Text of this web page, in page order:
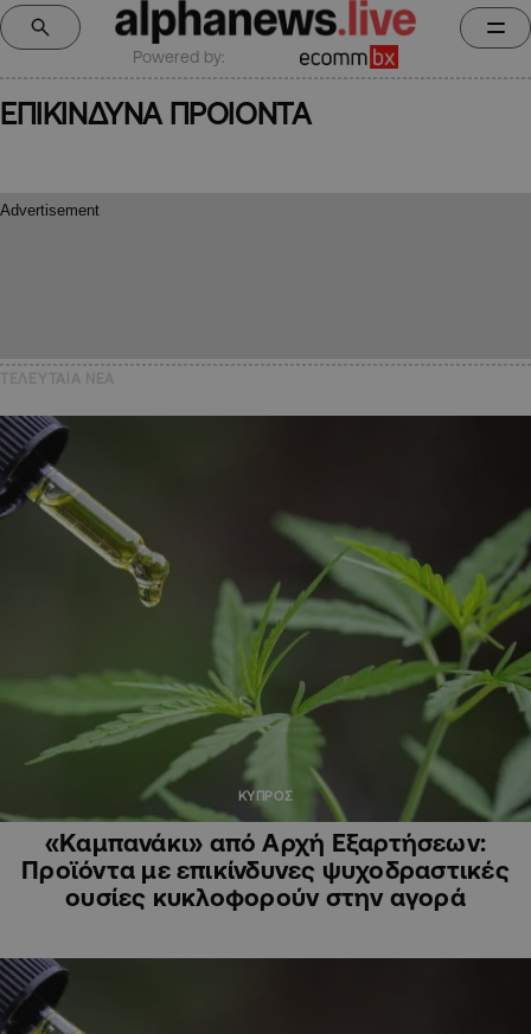
Powered by:
ΕΠΙΚΙΝΔΥΝΑ ΠΡΟΙΟΝΤΑ
ΚΥΠΡΟΣ
«Καμπανάκι» από Αρχή Εξαρτήσεων:
Προϊόντα με επικίνδυνες ψυχοδραστικές
ουσίες κυκλοφορούν στην αγορά